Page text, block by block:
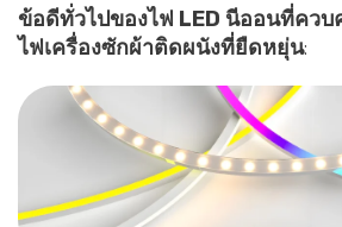
ข้อดีทั่วไปของไฟ LED นีออนที่ควบ
ไฟเครื่องซักผ้าติดผนังที่ยืดหยุ่น: